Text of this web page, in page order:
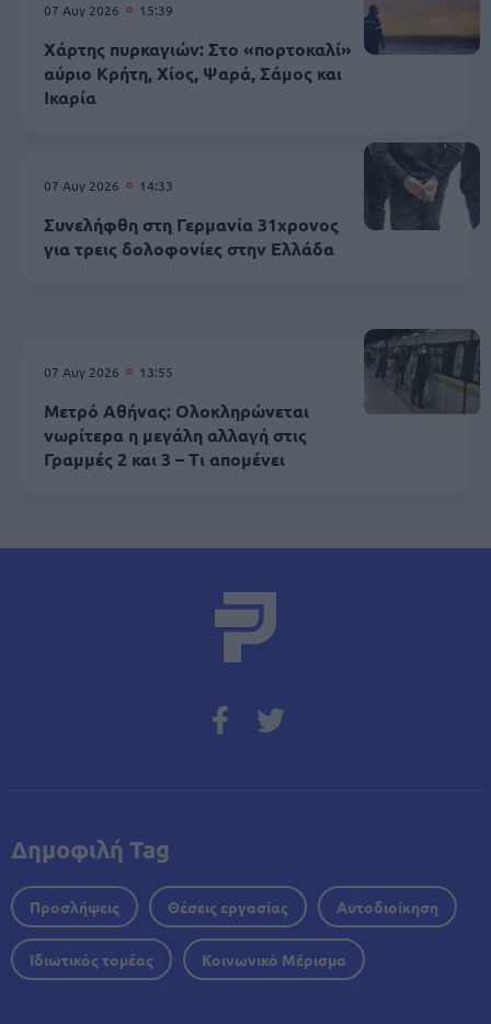
07 Αυγ 2026 15:39
Χάρτης πυρκαγιών: Στο «πορτοκαλί»
αύριο Κρήτη, Χίος, Ψαρά, Σάμος και
Ικαρία
07 Αυγ 2026 14:33
Συνελήφθη στη Γερμανία 31χρονος
για τρεις δολοφονίες στην Ελλάδα
07 Αυγ 2026 13:55
Μετρό Αθήνας: Ολοκληρώνεται
νωρίτερα η μεγάλη αλλαγή στις
Γραμμές 2 και 3 – Τι απομένει
Δημοφιλή Tag
Προσλήψεις Θέσεις εργασίας Αυτοδιοίκηση
Ιδιωτικός τομέας Κοινωνικό Μέρισμα